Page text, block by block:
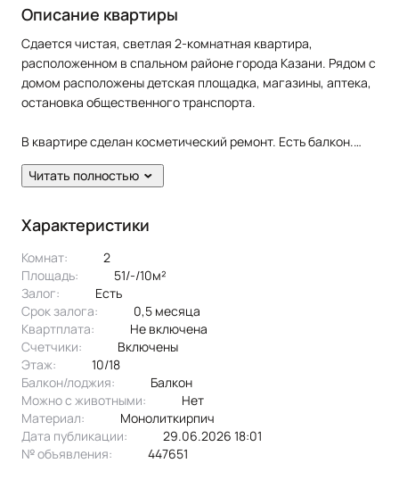
Описание квартиры
Сдается чистая, светлая 2-комнатная квартира,
расположенном в спальном районе города Казани. Рядом с
домом расположены детская площадка, магазины, аптека,
остановка общественного транспорта.
В квартире сделан косметический ремонт. Есть балкон.
Жильцам предоставляется из мебели: кухонный гарнитур,
диван, кровать, шкафы, cтол, стулья. Из техники:
печь, стиральная машина, телевизор.
Эксклюзивное предложение!
Читать полностью
Характеристики
Комнат:
2
Площадь:
51/-/10м²
Залог:
есть
Срок залога:
0,5 месяца
Квартплата:
не включена
Счетчики:
включены
Этаж:
10/18
Балкон/лоджия:
балкон
Можно с животными:
нет
Материал:
монолиткирпич
Дата публикации:
29.06.2026 18:01
№ объявления:
447651